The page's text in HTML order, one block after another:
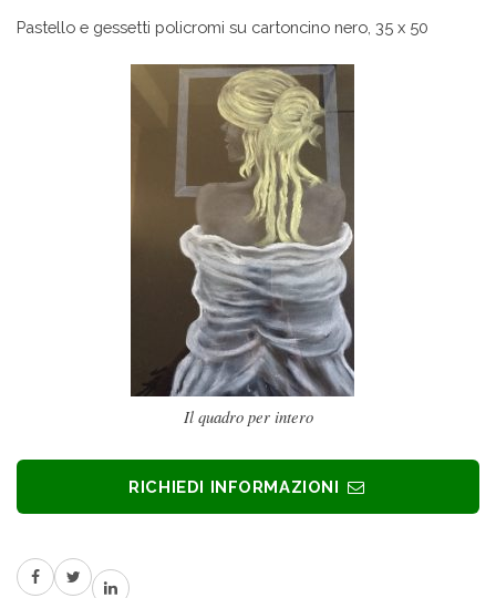
Pastello e gessetti policromi su cartoncino nero, 35 x 50
Il quadro per intero
RICHIEDI INFORMAZIONI